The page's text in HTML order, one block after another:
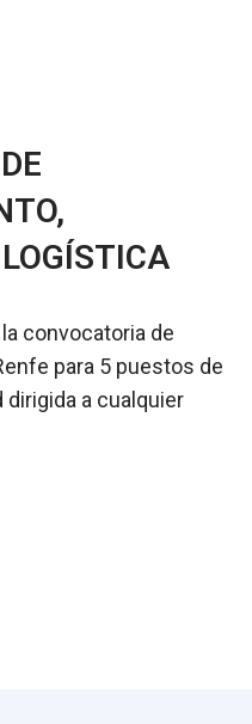
convocatoria de
para 5 puestos de
a cualquier